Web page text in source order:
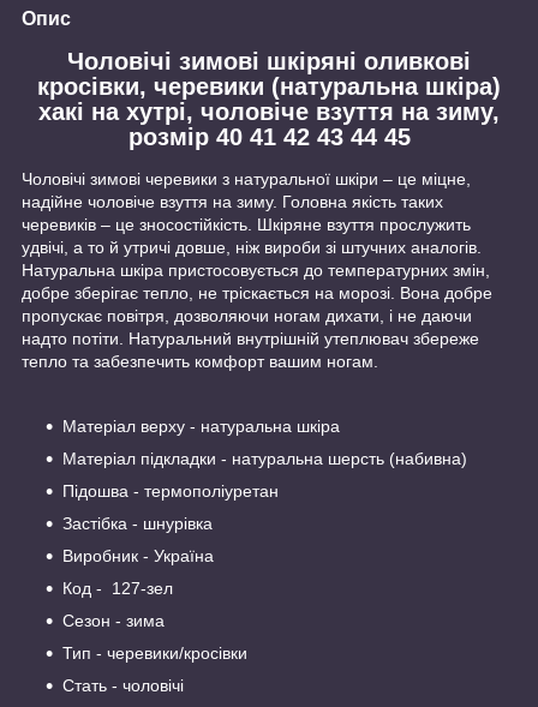
Опис
Чоловічі зимові шкіряні оливкові
кросівки, черевики (натуральна шкіра)
хакі на хутрі, чоловіче взуття на зиму,
розмір 40 41 42 43 44 45
Чоловічі зимові черевики з натуральної шкіри – це міцне,
надійне чоловіче взуття на зиму. Головна якість таких
черевиків – це зносостійкість. Шкіряне взуття прослужить
удвічі, а то й утричі довше, ніж вироби зі штучних аналогів.
Натуральна шкіра пристосовується до температурних змін,
добре зберігає тепло, не тріскається на морозі. Вона добре
пропускає повітря, дозволяючи ногам дихати, і не даючи
надто потіти. Натуральний внутрішній утеплювач збереже
тепло та забезпечить комфорт вашим ногам.
Матеріал верху - натуральна шкіра
Матеріал підкладки - натуральна шерсть (набивна)
Підошва - термополіуретан
Застібка - шнурівка
Виробник - Україна
Код - 127-зел
Сезон - зима
Тип - черевики/кросівки
Стать - чоловічі